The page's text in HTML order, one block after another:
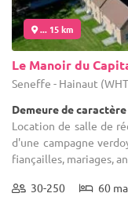
... 15 km
Le Manoir du
Seneffe - Hainaut
Demeure de
Location de salle de
d'une campagne
fiançailles, mariages,
30-250 60